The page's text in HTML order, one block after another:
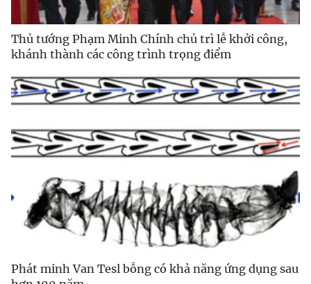
Thủ tướng Phạm Minh Chính chủ trì lễ khởi công,
khánh thành các công trình trọng điểm
Phát minh Van Tesl bỗng có khả năng ứng dụng sau